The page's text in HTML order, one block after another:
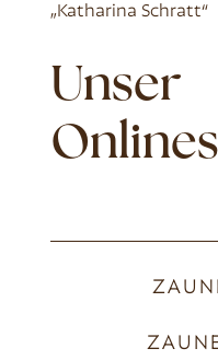
„Katharina Schratt“
Unser